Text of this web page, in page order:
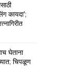
कायदा';
घेताना
चिपळूण